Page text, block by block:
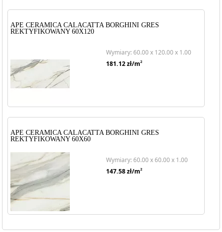
APE CERAMICA CALACATTA BORGHINI GRES
REKTYFIKOWANY 60X120
Wymiary: 60.00 x 120.00 x 1.00
181.12zł/m2
APE CERAMICA CALACATTA BORGHINI GRES
REKTYFIKOWANY 60X60
Wymiary: 60.00 x 60.00 x 1.00
147.58zł/m2